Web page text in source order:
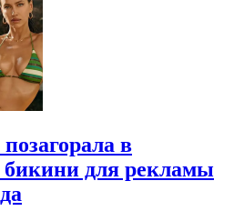
в
бикини для рекламы